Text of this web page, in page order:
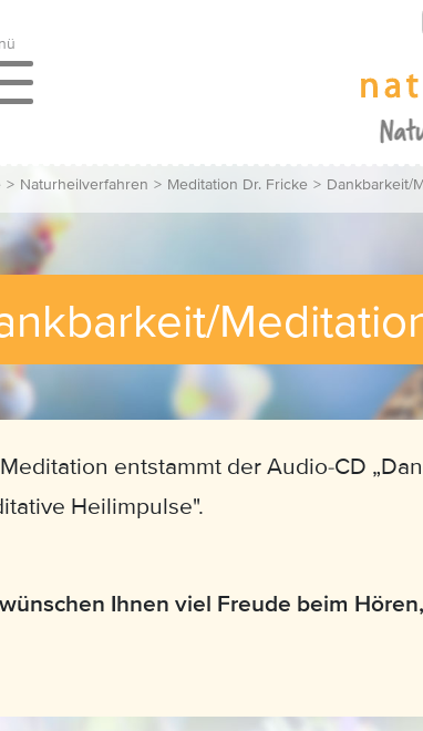
> Naturheilverfahren > Meditation Dr. Fricke > Dankbarkeit/
entstammt der Audio-CD
Heilimpulse".
Ihnen viel Freude beim